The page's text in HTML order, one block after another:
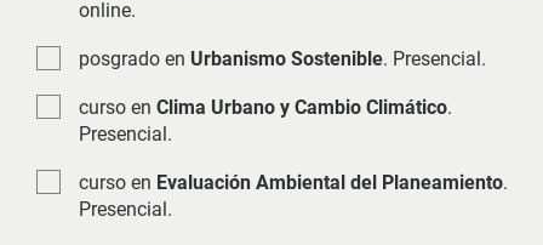
online.
posgrado en Urbanismo Sostenible. Presencial.
curso en Clima Urbano y Cambio Climático.
Presencial.
curso en Evaluación Ambiental del Planeamiento.
Presencial.